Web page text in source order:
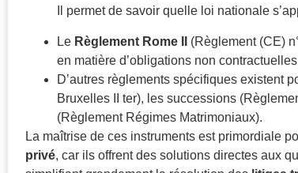
Il permet de savoir quelle loi nationale
Le Règlement Rome II (Règlement (CE)
en matière d’obligations non
D’autres règlements spécifiques existent
Bruxelles II ter), les successions
(Règlement Régimes Matrimoniaux).
La maîtrise de ces instruments est primordiale
privé, car ils offrent des solutions directes aux